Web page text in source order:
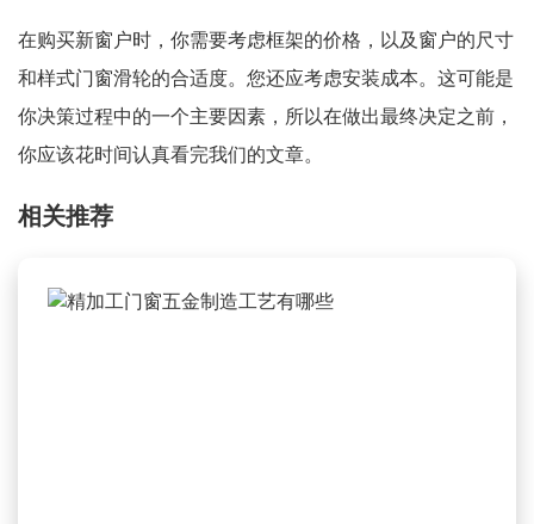
在购买新窗户时，你需要考虑框架的价格，以及窗户的尺寸
和样式门窗滑轮的合适度。您还应考虑安装成本。这可能是
你决策过程中的一个主要因素，所以在做出最终决定之前，
你应该花时间认真看完我们的文章。
相关推荐